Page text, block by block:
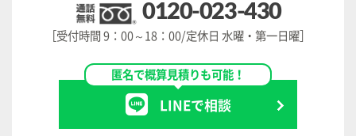
0120-023-430
［受付時間 9：00～18：00/定休日 水曜・第一日曜］
匿名で概算見積りも可能！
LINEで相談